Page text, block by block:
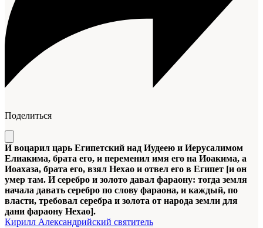
Поделиться
И воцарил царь Египетский над Иудеею и Иерусалимом
Елиакима, брата его, и переменил имя его на Иоакима, а
Иоахаза, брата его, взял Нехао и отвел его в Египет [и он
умер там. И серебро и золото давал фараону: тогда земля
начала давать серебро по слову фараона, и каждый, по
власти, требовал серебра и золота от народа земли для
дани фараону Нехао].
Кирилл Александрийский святитель